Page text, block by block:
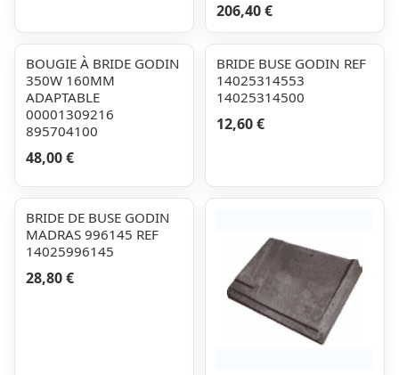
206,40 €
BOUGIE À BRIDE GODIN
350W 160MM
ADAPTABLE
00001309216
895704100
48,00 €
BRIDE BUSE GODIN REF
14025314553
14025314500
12,60 €
BRIDE DE BUSE GODIN
MADRAS 996145 REF
14025996145
28,80 €